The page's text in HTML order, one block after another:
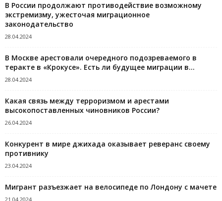
В России продолжают противодействие возможному
экстремизму, ужесточая миграционное
законодательство
28.04.2024
В Москве арестовали очередного подозреваемого в
теракте в «Крокусе». Есть ли будущее миграции в...
28.04.2024
Какая связь между терроризмом и арестами
высокопоставленных чиновников России?
26.04.2024
Конкурент в мире джихада оказывает реверанс своему
противнику
23.04.2024
Мигрант разъезжает на велосипеде по Лондону с мачете
21.04.2024